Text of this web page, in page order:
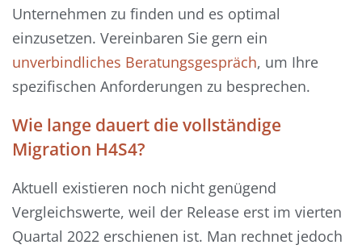
Unternehmen zu finden und es optimal
einzusetzen. Vereinbaren Sie gern ein
unverbindliches Beratungsgespräch, um Ihre
spezifischen Anforderungen zu besprechen.
Wie lange dauert die vollständige
Migration H4S4?
Aktuell existieren noch nicht genügend
Vergleichswerte, weil der Release erst im vierten
Quartal 2022 erschienen ist. Man rechnet jedoch